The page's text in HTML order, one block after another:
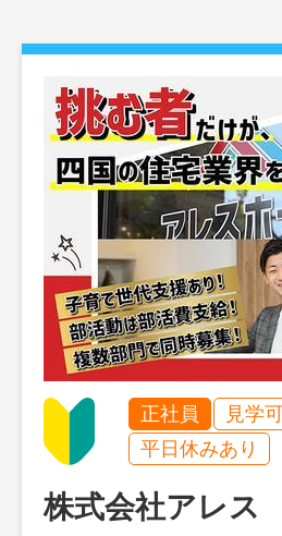
正社員 見学
平日休みあり
株式会社アレ